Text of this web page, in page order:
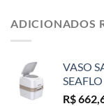
ADICIONADOS
VASO
SEAFLO
R$